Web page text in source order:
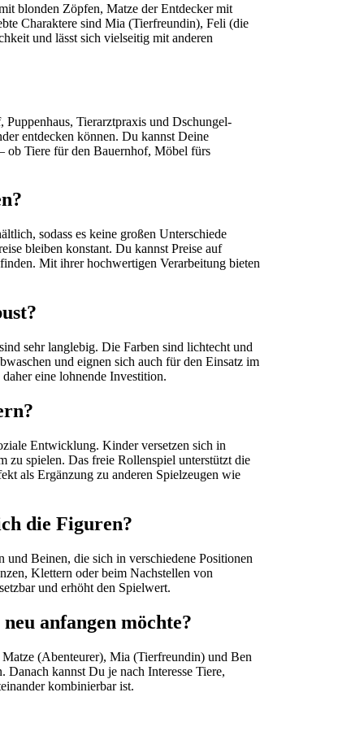
blonden Zöpfen, Matze der Entdecker mit
Charaktere sind Mia (Tierfreundin), Feli (die
und lässt sich vielseitig mit anderen
Tierarztpraxis und Dschungel-
entdecken können. Du kannst Deine
ob Tiere für den Bauernhof, Möbel fürs
sodass es keine großen Unterschiede
bleiben konstant. Du kannst Preise auf
Mit ihrer hochwertigen Verarbeitung bieten
sehr langlebig. Die Farben sind lichtecht und
und eignen sich auch für den Einsatz im
eine lohnende Investition.
Entwicklung. Kinder versetzen sich in
zu spielen. Das freie Rollenspiel unterstützt die
als Ergänzung zu anderen Spielzeugen wie
die Figuren?
Beinen, die sich in verschiedene Positionen
Klettern oder beim Nachstellen von
und erhöht den Spielwert.
anfangen möchte?
(Abenteurer), Mia (Tierfreundin) und Ben
Danach kannst Du je nach Interesse Tiere,
kombinierbar ist.